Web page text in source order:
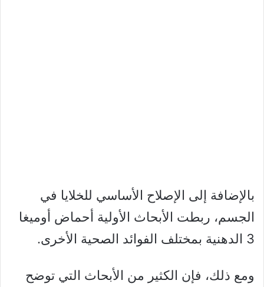
بالإضافة إلى الإصلاح الأساسي للخلايا في
الجسم، ربطت الأبحاث الأولية أحماض أوميغا
3 الدهنية بمختلف الفوائد الصحية الأخرى.
ومع ذلك، فإن الكثير من الأبحاث التي توضح